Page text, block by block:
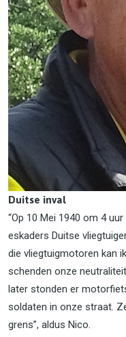
Duitse inval
“Op 10 Mei 1940 om 4
eskaders Duitse
die vliegtuigmotoren kan
schenden onze
later stonden er
soldaten in onze straat.
grens”, aldus Nico.